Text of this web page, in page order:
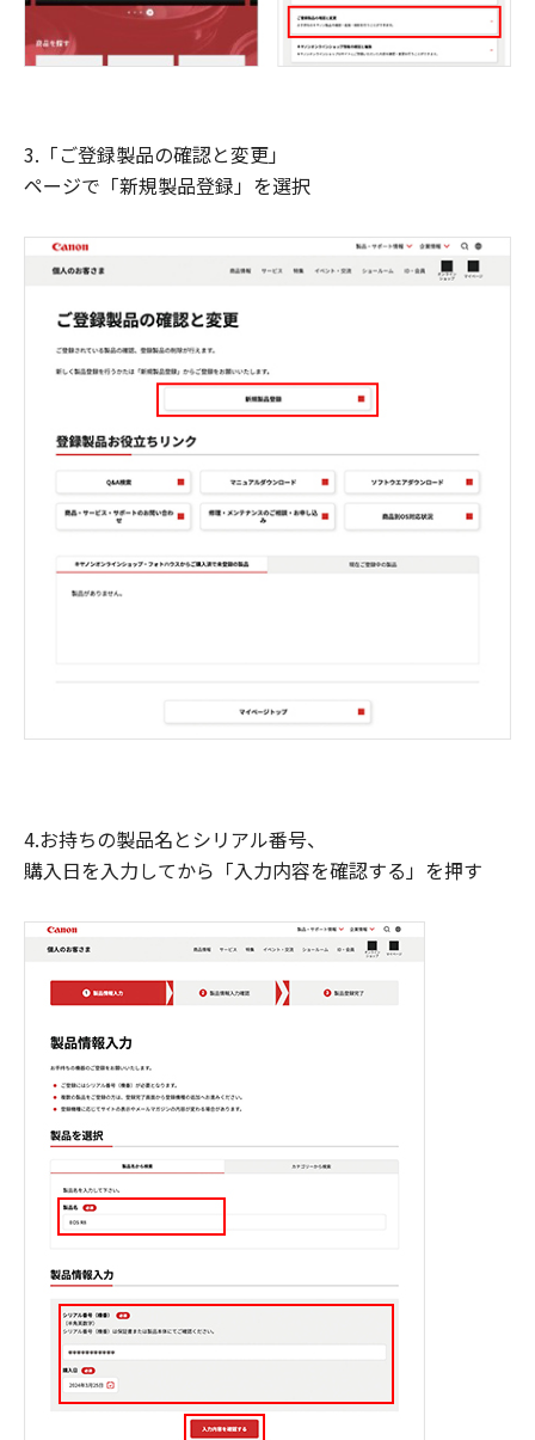
3.「ご登録製品の確認と変更」
ページで「新規製品登録」を選択
4.お持ちの製品名とシリアル番号、
購入日を入力してから「入力内容を確認する」を押す